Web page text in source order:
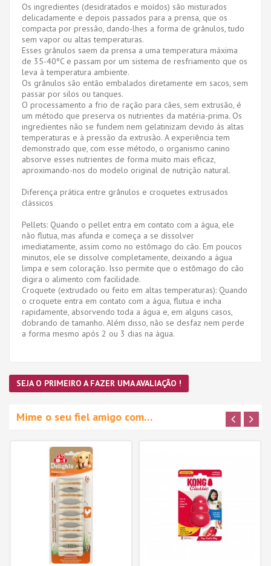
Os ingredientes (desidratados e moídos) são misturados
delicadamente e depois passados ​​para a prensa, que os
compacta por pressão, dando-lhes a forma de grânulos, tudo
sem vapor ou altas temperaturas.
Esses grânulos saem da prensa a uma temperatura máxima
de 35-40ºC e passam por um sistema de resfriamento que os
leva à temperatura ambiente.
Os grânulos são então embalados diretamente em sacos, sem
passar por silos ou tanques.
O processamento a frio de ração para cães, sem extrusão, é
um método que preserva os nutrientes da matéria-prima. Os
ingredientes não se fundem nem gelatinizam devido às altas
temperaturas e à pressão da extrusão. A experiência tem
demonstrado que, com esse método, o organismo canino
absorve esses nutrientes de forma muito mais eficaz,
aproximando-nos do modelo original de nutrição natural.
Diferença prática entre grânulos e croquetes extrusados ​​
clássicos
Pellets: Quando o pellet entra em contato com a água, ele
não flutua, mas afunda e começa a se dissolver
imediatamente, assim como no estômago do cão. Em poucos
minutos, ele se dissolve completamente, deixando a água
limpa e sem coloração. Isso permite que o estômago do cão
digira o alimento com facilidade.
Croquete (extrudado ou feito em altas temperaturas): Quando
o croquete entra em contato com a água, flutua e incha
rapidamente, absorvendo toda a água e, em alguns casos,
dobrando de tamanho. Além disso, não se desfaz nem perde
a forma mesmo após 2 ou 3 dias na água.
SEJA O PRIMEIRO A FAZER UMA AVALIAÇÃO !
Mime o seu fiel amigo com…